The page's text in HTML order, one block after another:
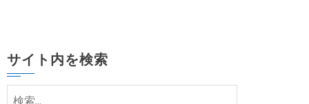
サイト内を検索
検